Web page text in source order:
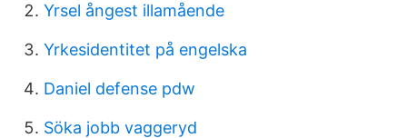
Yrsel ångest illamående
Yrkesidentitet på engelska
Daniel defense pdw
Söka jobb vaggeryd